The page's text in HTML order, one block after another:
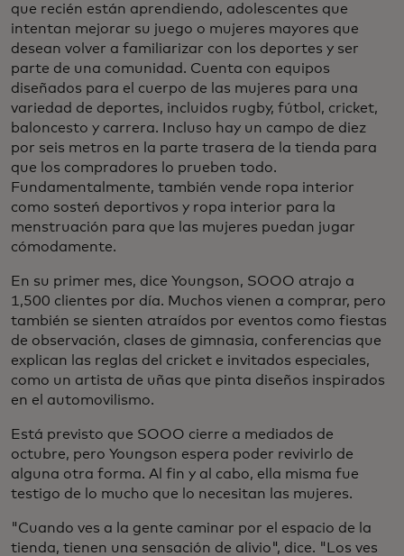
que recién están aprendiendo, adolescentes que
intentan mejorar su juego o mujeres mayores que
desean volver a familiarizar con los deportes y ser
parte de una comunidad. Cuenta con equipos
diseñados para el cuerpo de las mujeres para una
variedad de deportes, incluidos rugby, fútbol, cricket,
baloncesto y carrera. Incluso hay un campo de diez
por seis metros en la parte trasera de la tienda para
que los compradores lo prueben todo.
Fundamentalmente, también vende ropa interior
como sosteń deportivos y ropa interior para la
menstruación para que las mujeres puedan jugar
cómodamente.
En su primer mes, dice Youngson, SOOO atrajo a
1,500 clientes por día. Muchos vienen a comprar, pero
también se sienten atraídos por eventos como fiestas
de observación, clases de gimnasia, conferencias que
explican las reglas del cricket e invitados especiales,
como un artista de uñas que pinta diseños inspirados
en el automovilismo.
Está previsto que SOOO cierre a mediados de
octubre, pero Youngson espera poder revivirlo de
alguna otra forma. Al fin y al cabo, ella misma fue
testigo de lo mucho que lo necesitan las mujeres.
"Cuando ves a la gente caminar por el espacio de la
tienda, tienen una sensación de alivio", dice. "Los ves